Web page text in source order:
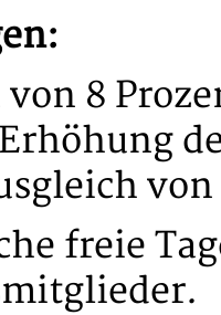
8
freie